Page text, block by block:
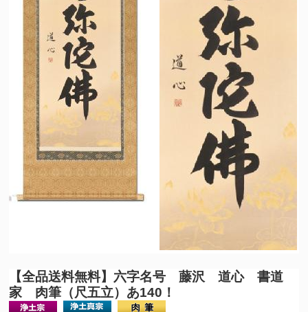
【全品送料無料】 六字名号 藤沢 道心 書道
家 肉筆（尺五立）あ140！